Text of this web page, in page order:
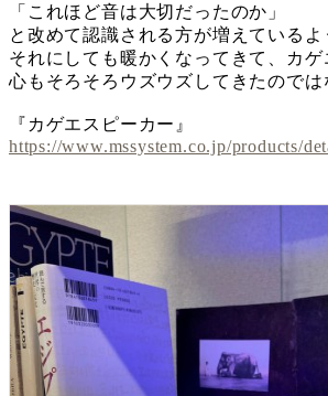
「これほど音は大切だったのか」
と改めて認識される方が増えているよ
それにしても暖かくなってきて、カ
心もそろそろウズウズしてきたのでは
『カゲエスピーカー』
https://www.mssystem.co.jp/products/